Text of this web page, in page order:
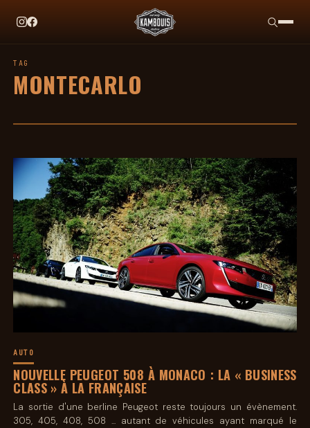
TAG HEUER X TEAM IKUZAWA : LE COME-BACK
TAG
MONTECARLO
AUTO
NOUVELLE PEUGEOT 508 À MONACO : LA « BUSINESS
CLASS » À LA FRANÇAISE
La sortie d'une berline Peugeot reste toujours un évènement.
305, 405, 408, 508 ... autant de véhicules ayant marqué le